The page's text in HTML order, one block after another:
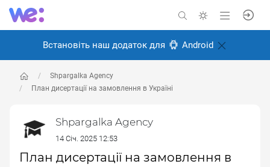
Встановіть наш додаток для Android
Shpargalka Agency
План дисертації на замовлення в Україні
Shpargalka Agency
14 Січ. 2025 12:53
План дисертації на замовлення в